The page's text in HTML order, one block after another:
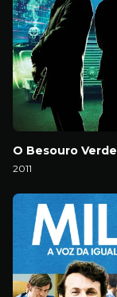
O Besouro Verde
2011